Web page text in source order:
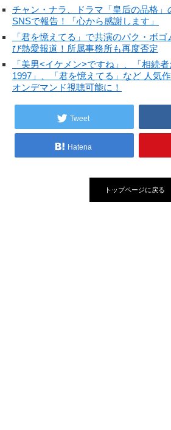
チャン・ナラ、ドラマ「皇后の品格」
SNSで報告！「心から感謝します」
「君を憶えてる」で共演のパク・ボ
び熱愛報道！所属事務所も再度否定
「美男<イケメン>ですね」、「相続
1997」、「君を憶えてる」など 人気
オンデマンド視聴可能に！
Tweet
Hatena
トップページに戻る